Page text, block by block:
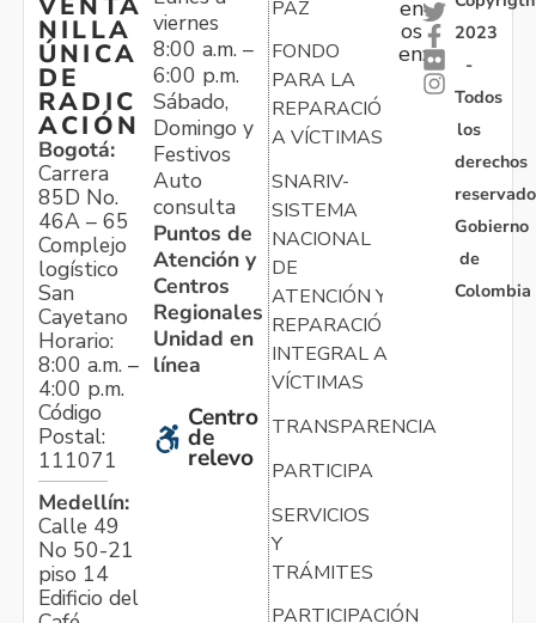
NILLA
ÚNICA
DE
RADIC
ACIÓN
Bogotá:
Carrera
85D No.
46A – 65
Complejo
logístico
San
Cayetano
Horario:
8:00 a.m. –
4:00 p.m.
Código
Postal:
111071
Medellín:
Calle 49
No 50-21
piso 14
Edificio del
viernes
8:00 a.m. –
6:00 p.m.
Sábado,
Domingo y
Festivos
Auto
consulta
Puntos de
Atención y
Centros
Regionales
Unidad en
línea
Centro
de
relevo
PAZ
FONDO
PARA LA
REPARACIÓN
A VÍCTIMAS
SNARIV-
SISTEMA
NACIONAL
DE
ATENCIÓN Y
REPARACIÓN
INTEGRAL A
VÍCTIMAS
TRANSPARENCIA
PARTICIPA
SERVICIOS
Y
TRÁMITES
PARTICIPACIÓN
en
os
en:
2023
-
Todos
los
derechos
Gobierno
de
Colombia